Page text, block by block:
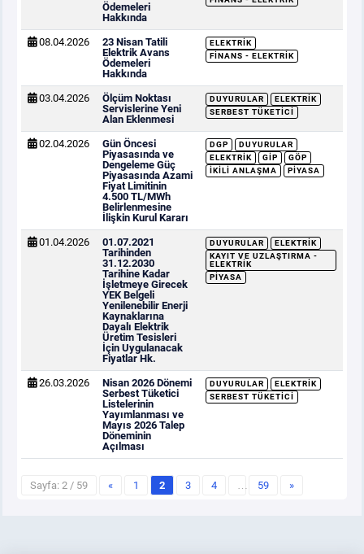
Ödemeleri
Hakkında
08.04.2026
23 Nisan Tatili
Elektrik Avans
Ödemeleri
Hakkında
ELEKTRIK
FINANS - ELEKTRIK
03.04.2026
Ölçüm Noktası
Servislerine Yeni
Alan Eklenmesi
DUYURULAR
ELEKTRIK
SERBEST TÜKETICI
02.04.2026
Gün Öncesi
Piyasasında ve
Dengeleme Güç
Piyasasında Azami
Fiyat Limitinin
4.500 TL/MWh
Belirlenmesine
İlişkin Kurul Kararı
DGP
DUYURULAR
ELEKTRIK
GİP
GÖP
İKILI ANLAŞMA
PIYASA
01.04.2026
01.07.2021
Tarihinden
31.12.2030
Tarihine Kadar
İşletmeye Girecek
YEK Belgeli
Yenilenebilir Enerji
Kaynaklarına
Dayalı Elektrik
Üretim Tesisleri
İçin Uygulanacak
Fiyatlar Hk.
DUYURULAR
ELEKTRIK
KAYIT VE UZLAŞTIRMA -
ELEKTRIK
PIYASA
26.03.2026
Nisan 2026 Dönemi
Serbest Tüketici
Listelerinin
Yayımlanması ve
Mayıs 2026 Talep
Döneminin
Açılması
DUYURULAR
ELEKTRIK
SERBEST TÜKETICI
Sayfa: 2 / 59 « 1 2 3 4 … 59 »